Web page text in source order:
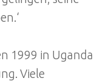
1999 in Uganda
Viele